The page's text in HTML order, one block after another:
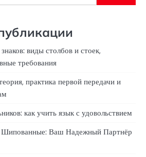
виды столбов и стоек,
требования
практика первой передачи и
как учить язык с удовольствием
Ваш Надежный Партнёр